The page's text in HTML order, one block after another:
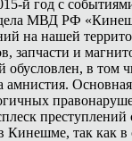
й год с
МВД РФ
на нашей
запчасти и
обусловлен, в том
так как в